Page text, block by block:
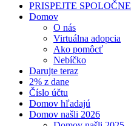
PRISPEJTE SPOLOČNE
Domov
O nás
Virtuálna adopcia
Ako pomôcť
Nebíčko
Darujte teraz
2% z dane
Číslo účtu
Domov hľadajú
Domov našli 2026